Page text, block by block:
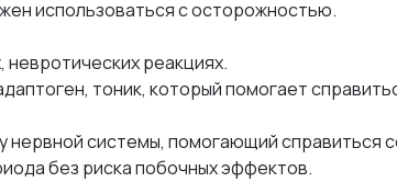
использоваться с осторожностью.
реакциях.
тоник, который помогает
системы, помогающий справиться
без риска побочных эффектов.